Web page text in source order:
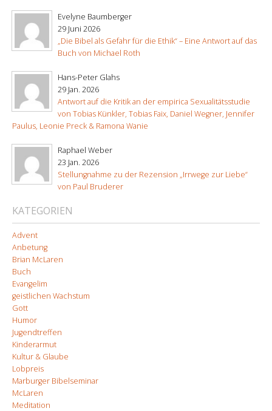
Evelyne Baumberger
29 Juni 2026
„Die Bibel als Gefahr für die Ethik“ – Eine Antwort auf das
Buch von Michael Roth
Hans-Peter Glahs
29 Jan. 2026
Antwort auf die Kritik an der empirica Sexualitätsstudie
von Tobias Künkler, Tobias Faix, Daniel Wegner, Jennifer
Paulus, Leonie Preck & Ramona Wanie
Raphael Weber
23 Jan. 2026
Stellungnahme zu der Rezension „Irrwege zur Liebe“
von Paul Bruderer
KATEGORIEN
Advent
Anbetung
Brian McLaren
Buch
Evangelim
geistlichen Wachstum
Gott
Humor
Jugendtreffen
Kinderarmut
Kultur & Glaube
Lobpreis
Marburger Bibelseminar
McLaren
Meditation